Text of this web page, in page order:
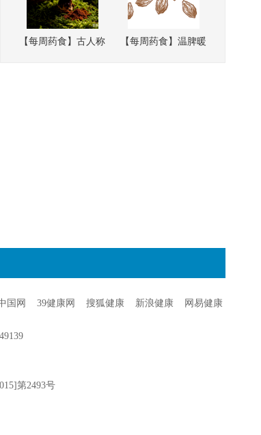
【每周药食】古人称
【每周药食】温脾暖
国网 39健康网 搜狐健康 新浪健康
网易健康
第2493号